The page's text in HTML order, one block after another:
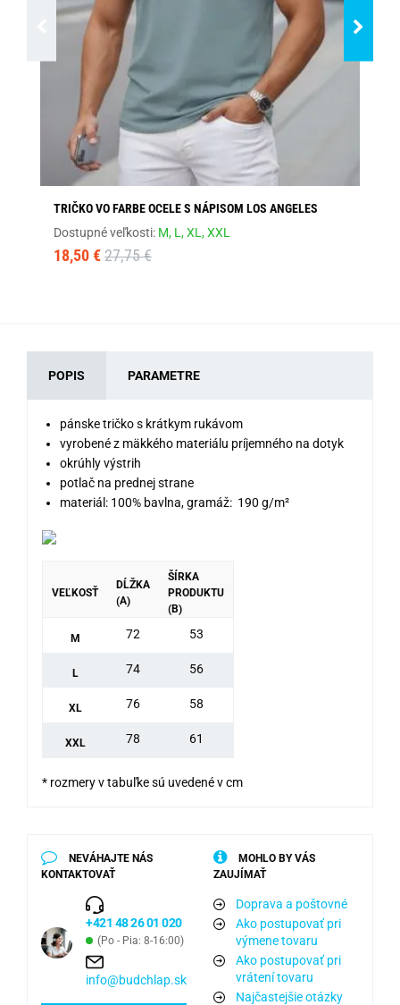
TRIČKO VO FARBE OCELE S NÁPISOM LOS ANGELES
Dostupné veľkosti: M, L,XL,XXL
18,50 € 27,75 €
POPIS PARAMETRE
pánske tričko s krátkym rukávom
vyrobené z mäkkého materiálu príjemného na dotyk
okrúhly výstrih
potlač na prednej strane
materiál: 100% bavlna, gramáž: 190 g/m²
VEĽKOSŤ
DĹŽKA
(A)
ŠÍRKA
PRODUKTU
(B)
M 72 53
L 74 56
XL 76 58
XXL 78 61
* rozmery v tabuľke sú uvedené v cm
NEVÁHAJTE NÁS
KONTAKTOVAŤ
+421 48 26 01 020
(Po - Pia: 8-16:00)
info@budchlap.sk
MOHLO BY VÁS
ZAUJÍMAŤ
Doprava a poštovné
Ako postupovať pri
výmene tovaru
Ako postupovať pri
vrátení tovaru
Najčastejšie otázky